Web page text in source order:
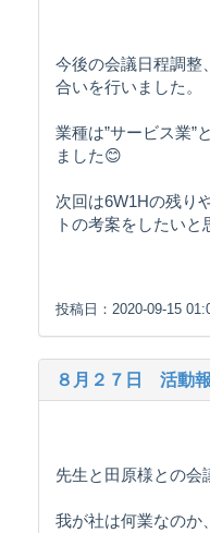
今後の会議日程調整
合いを行いました。
業種は”サービス業”
ました😊
次回は6W1Hの残り
トの考案をしたいと
投稿日：2020-09-15
８月２７日 活動
先生と田原様との会
我が社は何業なのか